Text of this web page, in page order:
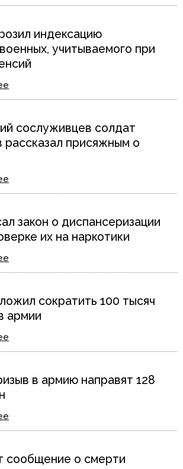
индексацию
учитываемого при
сослуживцев солдат
присяжным о
закон о диспансеризации
их на наркотики
сократить 100 тысяч
армии
в армию направят 128
сообщение о смерти